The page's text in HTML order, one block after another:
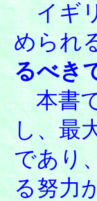
イギリ
められ
るべき
本書で
し、最
であり
る努力